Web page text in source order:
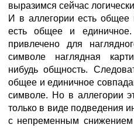
выразимся сейчас
И в аллегории есть
есть общее и
привлечено для
символе наглядная
нибудь общность.
общее и единичное
символе. Но в аллегории
только в виде подведения
с непременным снижением